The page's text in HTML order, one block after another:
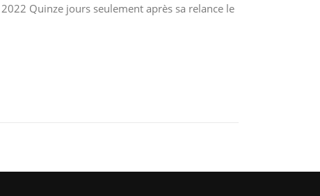
Quinze jours seulement après sa relance le